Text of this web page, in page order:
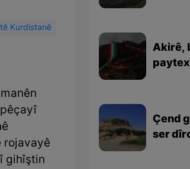
Kurdistanê
rojavayê
gihîştin
Akirê,
Çend
ser